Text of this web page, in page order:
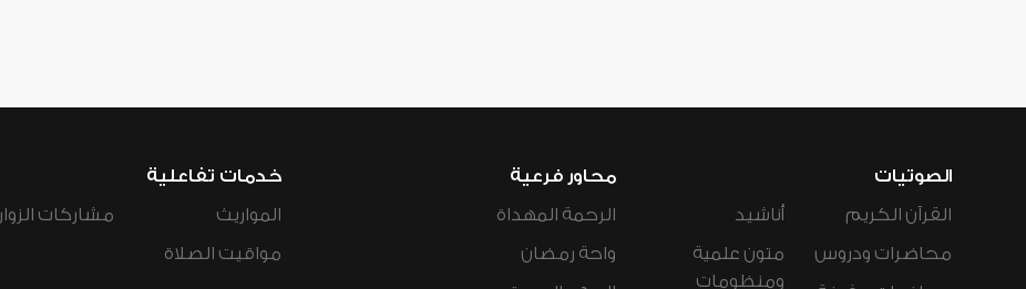
الصوتيات
القرآن الكريم
محاضرات ودروس
أناشيد
متون علمية
ومنظومات
محاور فرعية
الرحمة المهداة
واحة رمضان
خدمات تفاعلية
المواريث
مواقيت الصلاة
مشاركات الزوار